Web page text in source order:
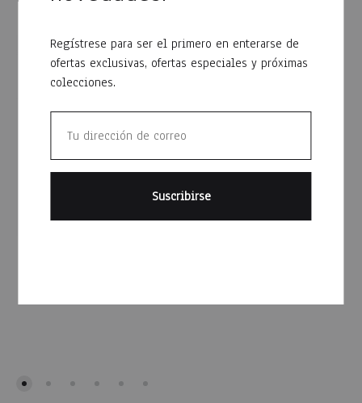
puntera Starke
$1,199
Regístrese para ser el primero en enterarse de
ofertas exclusivas, ofertas especiales y próximas
colecciones.